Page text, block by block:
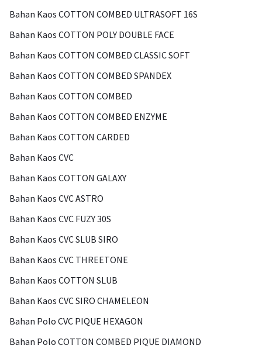
Bahan Kaos COTTON COMBED ULTRASOFT 16S
Bahan Kaos COTTON POLY DOUBLE FACE
Bahan Kaos COTTON COMBED CLASSIC SOFT
Bahan Kaos COTTON COMBED SPANDEX
Bahan Kaos COTTON COMBED
Bahan Kaos COTTON COMBED ENZYME
Bahan Kaos COTTON CARDED
Bahan Kaos CVC
Bahan Kaos COTTON GALAXY
Bahan Kaos CVC ASTRO
Bahan Kaos CVC FUZY 30S
Bahan Kaos CVC SLUB SIRO
Bahan Kaos CVC THREETONE
Bahan Kaos COTTON SLUB
Bahan Kaos CVC SIRO CHAMELEON
Bahan Polo CVC PIQUE HEXAGON
Bahan Polo COTTON COMBED PIQUE DIAMOND